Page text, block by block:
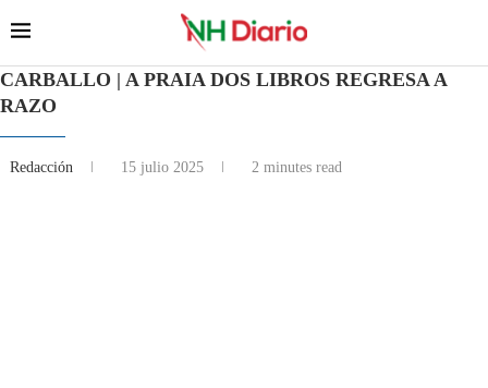
CARBALLO | A PRAIA DOS LIBROS REGRESA A
RAZO
Redacción 15 julio 2025 2 minutes read